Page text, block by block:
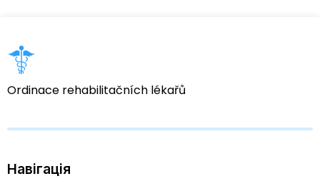
Ordinace rehabilitačních lékařů
Навігація